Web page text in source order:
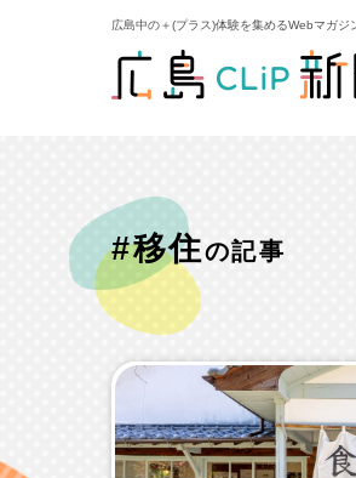
広島中の＋(プラス)体験を集めるWebマガジ
#移住の記事